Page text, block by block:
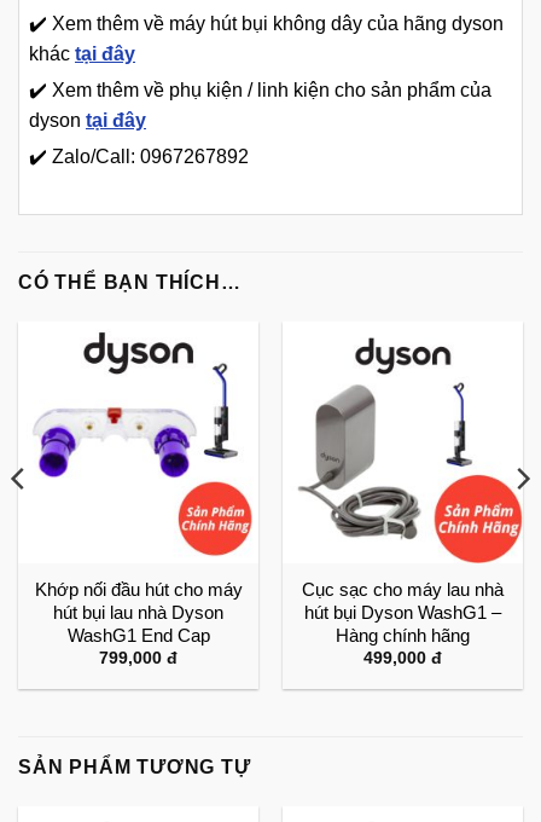
✔️ Xem thêm về máy hút bụi không dây của hãng dyson
khác tại đây
✔️ Xem thêm về phụ kiện / linh kiện cho sản phẩm của
dyson tại đây
✔️ Zalo/Call: 0967267892
CÓ THỂ BẠN THÍCH…
Khớp nối đầu hút cho máy
hút bụi lau nhà Dyson
WashG1 End Cap
799,000 đ
Cục sạc cho máy lau nhà
hút bụi Dyson WashG1 –
Hàng chính hãng
499,000 đ
SẢN PHẨM TƯƠNG TỰ